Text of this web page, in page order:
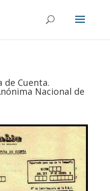
Cuenta.
Nacional de